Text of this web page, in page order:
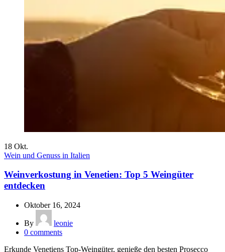
18 Okt.
Wein und Genuss in Italien
Weinverkostung in Venetien: Top 5 Weingüter
entdecken
Oktober 16, 2024
By
leonie
0 comments
Erkunde Venetiens Top-Weingüter, genieße den besten Prosecco